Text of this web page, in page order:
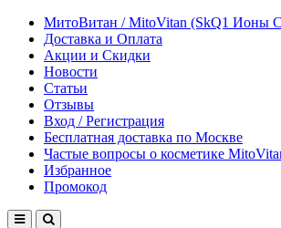
МитоВитан / MitoVitan (SkQ1 Ионы
Доставка и Оплата
Акции и Скидки
Новости
Статьи
Отзывы
Вход / Регистрация
Бесплатная доставка по Москве
Частые вопросы о косметике
Избранное
Промокод